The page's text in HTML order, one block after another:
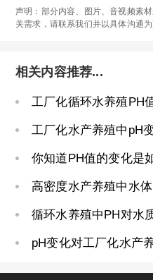
声明：部分内容、图片、音视频素
关需求，请联系我们并以具体沟通
相关内容推荐...
工厂化循环水养殖PH
工厂化水产养殖中pH
你知道PH值的变化是
高密度水产养殖中水
循环水养殖中PH对水
pH变化对工厂化水产